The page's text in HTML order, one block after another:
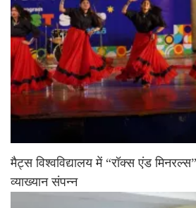
मैट्स विश्वविद्यालय में “रॉक्स एंड
व्याख्यान संपन्न